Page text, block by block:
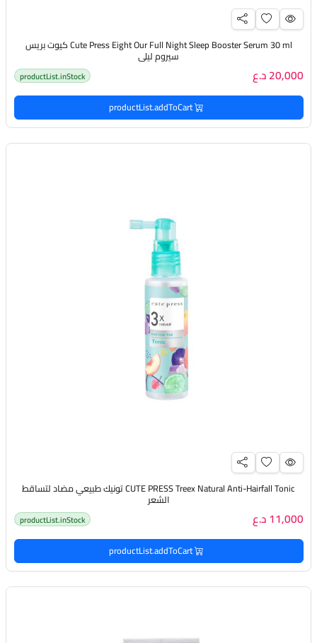
Cute Press Eight Our Full Night Sleep Booster Serum 30 ml كيوت بريس
سيروم ليلي
20,000 د.ع productList.inStock
productList.addToCart
CUTE PRESS Treex Natural Anti-Hairfall Tonic تونيك طبيعي مضاد لتساقط
الشعر
11,000 د.ع productList.inStock
productList.addToCart